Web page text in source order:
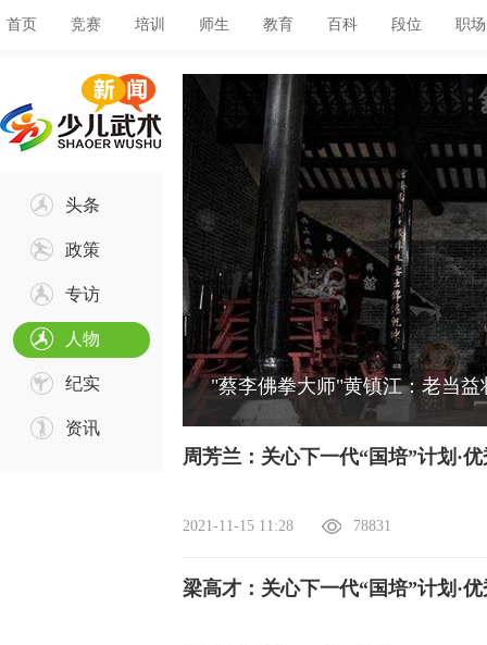
首页 竞赛 培训 师生 教育 百科 段位 职场
头条
政策
专访
人物
纪实
资讯
"蔡李佛拳大师"黄镇江：老当
周芳兰：关心下一代“国培”计划·
2021-11-15 11:28 78831
梁高才：关心下一代“国培”计划·